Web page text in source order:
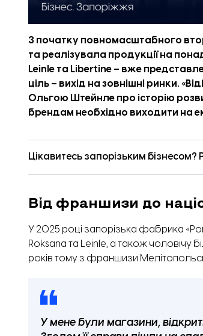
З початку повномасштабного
та реалізувала продукції на
Leinle та Libertine – вже
ціль – вихід на зовнішні ринки. «
Ольгою Штейнле про історію
брендам необхідно виходити на
Цікавитесь запорізьким бізнесом?
Від франшизи до
У 2025 році запорізька фабрика
Roksana та Leinle, а також чоловічу
років тому з франшизи
У мене були магазини,